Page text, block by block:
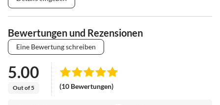
Bewertungen und Rezensionen
Eine Bewertung schreiben
5.00
Out of 5 (10 Bewertungen)